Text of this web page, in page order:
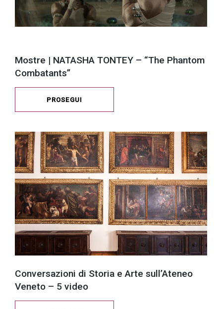
Mostre | NATASHA TONTEY – “The Phantom
Combatants”
PROSEGUI
Conversazioni di Storia e Arte sull’Ateneo
Veneto – 5 video